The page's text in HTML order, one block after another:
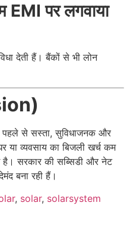
EMI पर लगवाया
देती हैं। बैंकों से भी लोन
पहले से सस्ता, सुविधाजनक और
या व्यवसाय का बिजली खर्च कम
है। सरकार की सब्सिडी और नेट
बना रही हैं।
, solar, solarsystem